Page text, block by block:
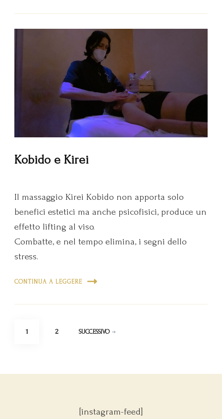
Kobido e Kirei
Il massaggio Kirei Kobido non apporta solo
benefici estetici ma anche psicofisici, produce un
effetto lifting al viso.
Combatte, e nel tempo elimina, i segni dello
stress.
CONTINUA A LEGGERE
Paginazione
PAGINA
1 PAGINA
2 SUCCESSIVO
[instagram-feed]